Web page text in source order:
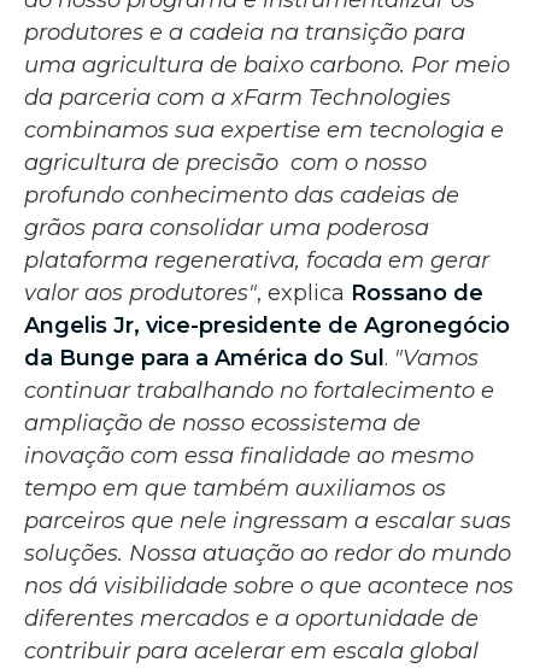
produtores e a cadeia na transição para
uma agricultura de baixo carbono. Por meio
da parceria com a xFarm Technologies
combinamos sua expertise em tecnologia e
agricultura de precisão com o nosso
profundo conhecimento das cadeias de
grãos para consolidar uma poderosa
plataforma regenerativa, focada em gerar
valor aos produtores", explica Rossano de
Angelis Jr, vice-presidente de Agronegócio
da Bunge para a América do Sul . "Vamos
continuar trabalhando no fortalecimento e
ampliação de nosso ecossistema de
inovação com essa finalidade ao mesmo
tempo em que também auxiliamos os
parceiros que nele ingressam a escalar suas
soluções. Nossa atuação ao redor do mundo
nos dá visibilidade sobre o que acontece nos
diferentes mercados e a oportunidade de
contribuir para acelerar em escala global